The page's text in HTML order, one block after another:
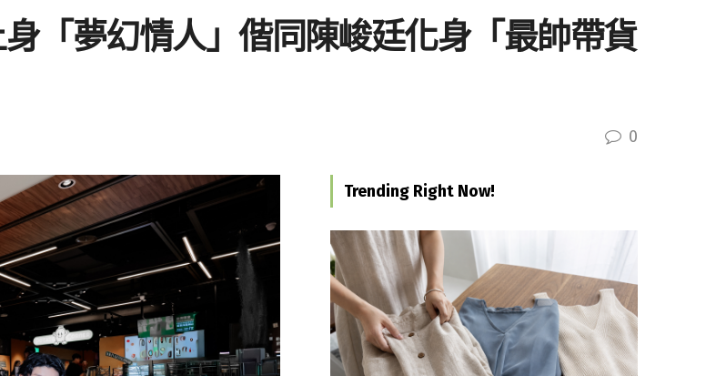
「夢幻情人」偕同陳峻廷化身「最帥帶貨
0
Trending Right Now!